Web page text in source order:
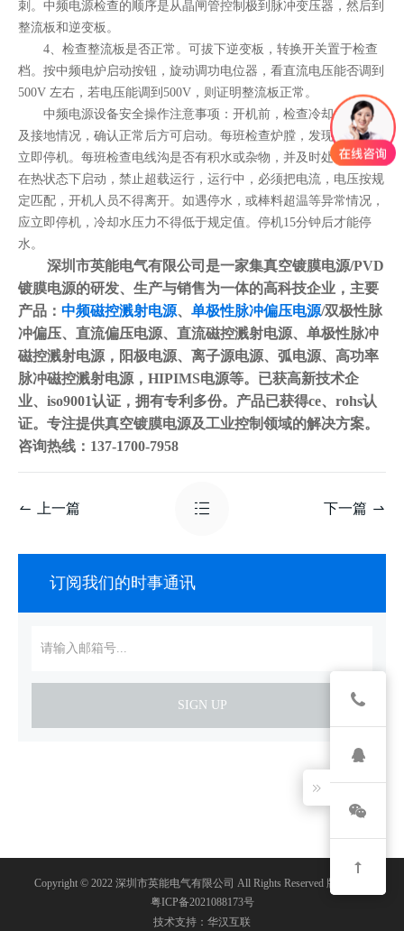
刺。中频电源检查的顺序是从晶闸管控制极到脉冲变压器，然后到
整流板和逆变板。
4、检查整流板是否正常。可拔下逆变板，转换开关置于检查
档。按中频电炉启动按钮，旋动调功电位器，看直流电压能否调到
500V 左右，若电压能调到500V，则证明整流板正常。
中频电源设备安全操作注意事项：开机前，检查冷却水，润滑
及接地情况，确认正常后方可启动。每班检查炉膛，发现异常，应
立即停机。每班检查电线沟是否有积水或杂物，并及时处理。禁止
在热状态下启动，禁止超载运行，运行中，必须把电流，电压按规
定匹配，开机人员不得离开。如遇停水，或棒料超温等异常情况，
应立即停机，冷却水压力不得低于规定值。停机15分钟后才能停
水。
深圳市英能电气有限公司是一家集真空镀膜电源/PVD
镀膜电源的研发、生产与销售为一体的高科技企业，主要
产品： 中频磁控溅射电源、 单极性脉冲偏压电源/双极性脉
冲偏压、直流偏压电源、直流磁控溅射电源、单极性脉冲
磁控溅射电源，阳极电源、离子源电源、弧电源、高功率
脉冲磁控溅射电源，HIPIMS电源等。已获高新技术企
业、iso9001认证，拥有专利多份。产品已获得ce、rohs认
证。专注提供真空镀膜电源及工业控制领域的解决方案。
咨询热线：137-1700-7958
上一篇 下一篇
订阅我们的时事通讯
SIGN UP
Copyright © 2022 深圳市英能电气有限公司 All Rights Reserved 版权所有
粤ICP备2021088173号
技术支持：华汉互联